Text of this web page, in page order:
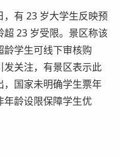
有 23 岁大学生反映预
23 岁受限。景区称该
学生可线下审核购
关注，有景区表示此
国家未明确学生票年
龄设限保障学生优